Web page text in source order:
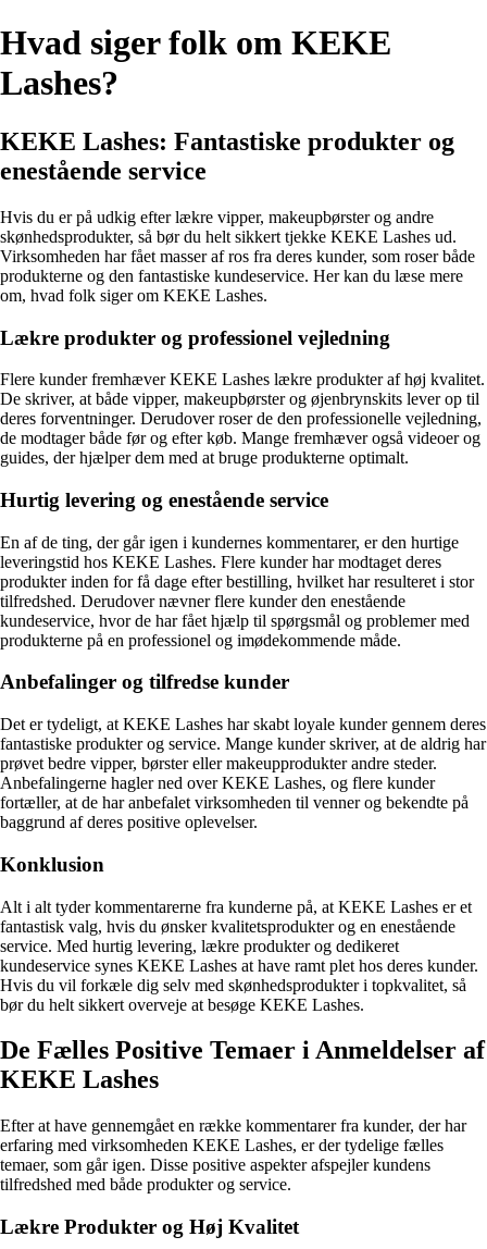
Hvad siger folk om KEKE
Lashes?
KEKE Lashes: Fantastiske produkter og
enestående service
Hvis du er på udkig efter lækre vipper, makeupbørster og andre
skønhedsprodukter, så bør du helt sikkert tjekke KEKE Lashes ud.
Virksomheden har fået masser af ros fra deres kunder, som roser både
produkterne og den fantastiske kundeservice. Her kan du læse mere
om, hvad folk siger om KEKE Lashes.
Lækre produkter og professionel vejledning
Flere kunder fremhæver KEKE Lashes lækre produkter af høj kvalitet.
De skriver, at både vipper, makeupbørster og øjenbrynskits lever op til
deres forventninger. Derudover roser de den professionelle vejledning,
de modtager både før og efter køb. Mange fremhæver også videoer og
guides, der hjælper dem med at bruge produkterne optimalt.
Hurtig levering og enestående service
En af de ting, der går igen i kundernes kommentarer, er den hurtige
leveringstid hos KEKE Lashes. Flere kunder har modtaget deres
produkter inden for få dage efter bestilling, hvilket har resulteret i stor
tilfredshed. Derudover nævner flere kunder den enestående
kundeservice, hvor de har fået hjælp til spørgsmål og problemer med
produkterne på en professionel og imødekommende måde.
Anbefalinger og tilfredse kunder
Det er tydeligt, at KEKE Lashes har skabt loyale kunder gennem deres
fantastiske produkter og service. Mange kunder skriver, at de aldrig har
prøvet bedre vipper, børster eller makeupprodukter andre steder.
Anbefalingerne hagler ned over KEKE Lashes, og flere kunder
fortæller, at de har anbefalet virksomheden til venner og bekendte på
baggrund af deres positive oplevelser.
Konklusion
Alt i alt tyder kommentarerne fra kunderne på, at KEKE Lashes er et
fantastisk valg, hvis du ønsker kvalitetsprodukter og en enestående
service. Med hurtig levering, lækre produkter og dedikeret
kundeservice synes KEKE Lashes at have ramt plet hos deres kunder.
Hvis du vil forkæle dig selv med skønhedsprodukter i topkvalitet, så
bør du helt sikkert overveje at besøge KEKE Lashes.
De Fælles Positive Temaer i Anmeldelser af
KEKE Lashes
Efter at have gennemgået en række kommentarer fra kunder, der har
erfaring med virksomheden KEKE Lashes, er der tydelige fælles
temaer, som går igen. Disse positive aspekter afspejler kundens
tilfredshed med både produkter og service.
Lækre Produkter og Høj Kvalitet